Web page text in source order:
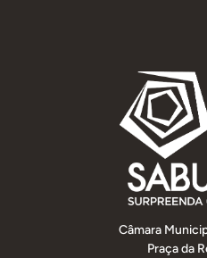
Câmara
Praça da